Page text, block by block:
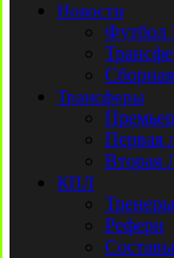
Новости
Футбол
Трансферы
Первая
Вторая
КПЛ
Тренеры
Рефери